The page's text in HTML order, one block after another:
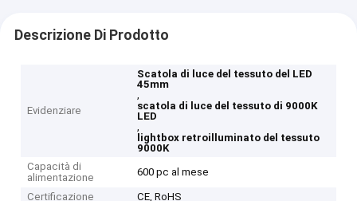
Descrizione Di Prodotto
Evidenziare
Scatola di luce del tessuto del LED
45mm
,
scatola di luce del tessuto di 9000K
LED
,
lightbox retroilluminato del tessuto
9000K
Capacità di
alimentazione
600 pc al mese
Certificazione
CE, RoHS